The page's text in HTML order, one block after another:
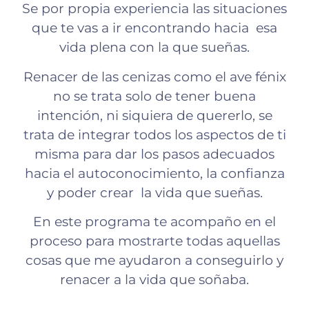
Se por propia experiencia las situaciones
que te vas a ir encontrando hacia esa
vida plena con la que sueñas.
Renacer de las cenizas como el ave fénix
no se trata solo de tener buena
intención, ni siquiera de quererlo, se
trata de integrar todos los aspectos de ti
misma para dar los pasos adecuados
hacia el autoconocimiento, la confianza
y poder crear la vida que sueñas.
En este programa te acompaño en el
proceso para mostrarte todas aquellas
cosas que me ayudaron a conseguirlo y
renacer a la vida que soñaba.